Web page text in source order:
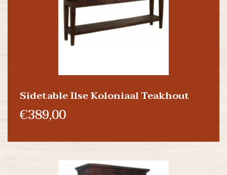
Sidetable Ilse Koloniaal Teakhout
€389,00